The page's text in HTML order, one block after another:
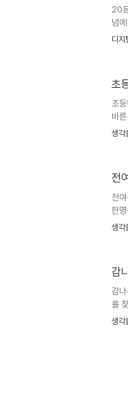
20
념
이
불
로
디
초
초
바
견
나,
생
생각
전
전
한
많
여
도
대
생각
감
감
를
속
그
생각